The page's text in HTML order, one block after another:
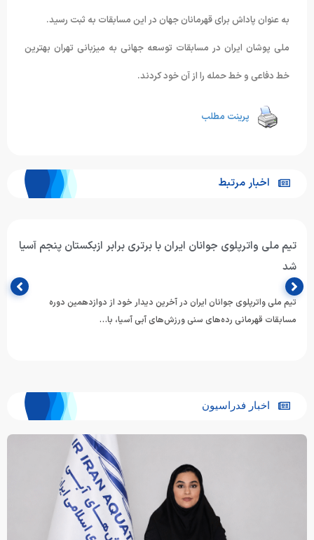
به عنوان پاداش برای قهرمانان جهان در این مسابقات به ثبت رسید.
ملی پوشان ایران در مسابقات توسعه جهانی به میزبانی تهران بهترین
خط دفاعی و خط حمله را از آن خود کردند.
پرینت مطلب
اخبار مرتبط
تیم ملی واترپلوی جوانان ایران با برتری برابر ازبکستان پنجم آسیا
شد
تیم ملی واترپلوی جوانان ایران در آخرین دیدار خود از دوازدهمین دوره
مسابقات قهرمانی رده‌های سنی ورزش‌های آبی آسیا، با…
اخبار فدراسیون